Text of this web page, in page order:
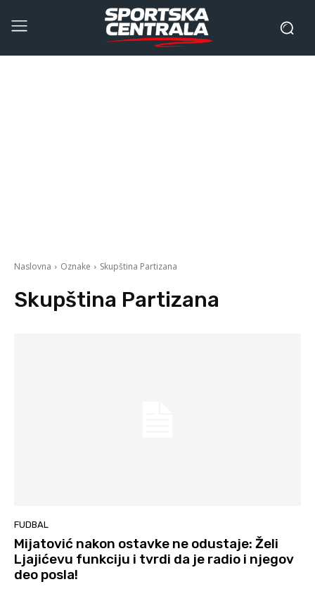
Naslovna Oznake Skupština Partizana
Skupština Partizana
FUDBAL
Mijatović nakon ostavke ne odustaje: Želi
Ljajićevu funkciju i tvrdi da je radio i njegov
deo posla!